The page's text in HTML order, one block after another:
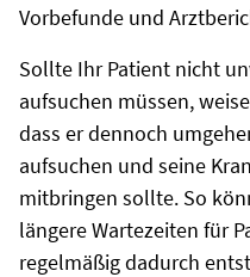
Vorbefunde und
Sollte Ihr Patient nicht
aufsuchen müssen,
dass er dennoch
aufsuchen und seine
mitbringen sollte. So
längere Wartezeiten für
regelmäßig dadurch